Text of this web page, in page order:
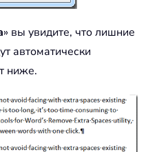
» вы увидите, что лишние
автоматически
ниже.